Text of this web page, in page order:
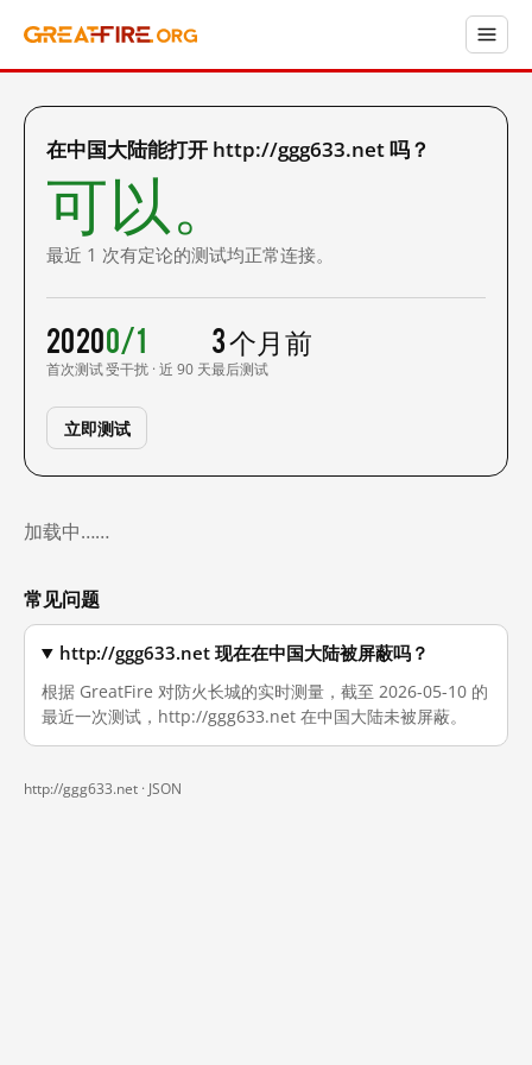
在中国大陆能打开 http://ggg633.net 吗？
可以。
最近 1 次有定论的测试均正常连接。
2020
首次测试
0/1
受干扰 · 近 90 天
3 个月前
最后测试
立即测试
加载中……
常见问题
http://ggg633.net 现在在中国大陆被屏蔽吗？
根据 GreatFire 对防火长城的实时测量，截至 2026-05-10 的
最近一次测试，http://ggg633.net 在中国大陆未被屏蔽。
http://ggg633.net · JSON